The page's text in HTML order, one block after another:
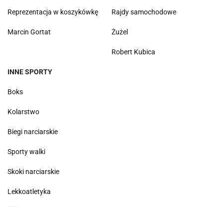
Reprezentacja w koszykówkę
Marcin Gortat
Rajdy samochodowe
Żużel
Robert Kubica
INNE SPORTY
Boks
Kolarstwo
Biegi narciarskie
Sporty walki
Skoki narciarskie
Lekkoatletyka